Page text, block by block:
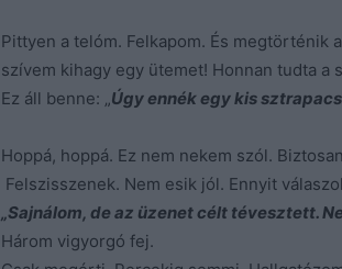
Pittyen a telóm. Felkapom. És
szívem kihagy egy ütemet! Honnan tudta a
Ez áll benne: „Úgy ennék egy kis
Hoppá, hoppá. Ez nem nekem szól.
Felszisszenek. Nem esik jól. Ennyit
„Sajnálom, de az üzenet célt tévesztett.
Három vigyorgó fej.